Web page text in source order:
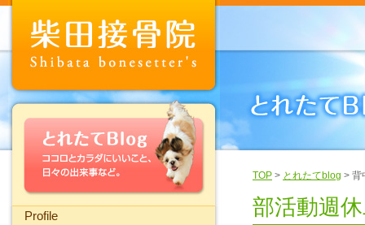
Profile
TOP > とれたてblog > 背
部活動週